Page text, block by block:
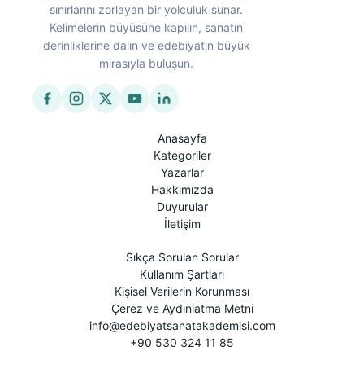
sınırlarını zorlayan bir yolculuk sunar.
Kelimelerin büyüsüne kapılın, sanatın
derinliklerine dalın ve edebiyatın büyük
mirasıyla buluşun.
Anasayfa
Kategoriler
Yazarlar
Hakkımızda
Duyurular
İletişim
Sıkça Sorulan Sorular
Kullanım Şartları
Kişisel Verilerin Korunması
Çerez ve Aydınlatma Metni
info@edebiyatsanatakademisi.com
+90 530 324 11 85